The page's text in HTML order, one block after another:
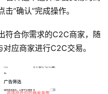
“确认”完成操作。
符合你需求的C2C商家，随
应商家进行C2C交易。